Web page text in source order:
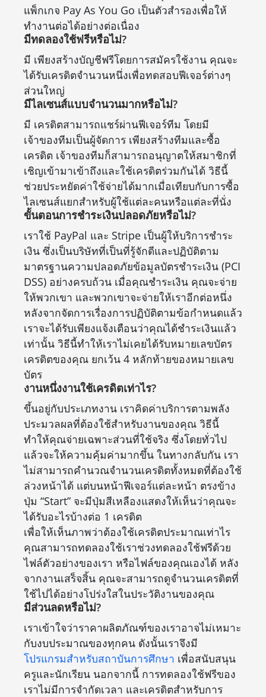
แพ็กเกจ Pay As You Go เป็นตัวสำรองเพื่อให้
ทำงานต่อได้อย่างต่อเนื่อง
มีทดลองใช้ฟรีหรือไม่?
มี เพียงสร้างบัญชีฟรีโดยการสมัครใช้งาน คุณจะ
ได้รับเครดิตจำนวนหนึ่งเพื่อทดสอบฟีเจอร์ต่างๆ
ส่วนใหญ่
มีไลเซนส์แบบจำนวนมากหรือไม่?
มี เครดิตสามารถแชร์ผ่านฟีเจอร์ทีม โดยมี
เจ้าของทีมเป็นผู้จัดการ เพียงสร้างทีมและซื้อ
เครดิต เจ้าของทีมก็สามารถอนุญาตให้สมาชิกที่
เชิญเข้ามาเข้าถึงและใช้เครดิตร่วมกันได้ วิธีนี้
ช่วยประหยัดค่าใช้จ่ายได้มากเมื่อเทียบกับการซื้อ
ไลเซนส์แยกสำหรับผู้ใช้แต่ละคนหรือแต่ละที่นั่ง
ขั้นตอนการชำระเงินปลอดภัยหรือไม่?
เราใช้ PayPal และ Stripe เป็นผู้ให้บริการชำระ
เงิน ซึ่งเป็นบริษัทที่เป็นที่รู้จักดีและปฏิบัติตาม
มาตรฐานความปลอดภัยข้อมูลบัตรชำระเงิน (PCI
DSS) อย่างครบถ้วน เมื่อคุณชำระเงิน คุณจะจ่าย
ให้พวกเขา และพวกเขาจะจ่ายให้เราอีกต่อหนึ่ง
หลังจากจัดการเรื่องการปฏิบัติตามข้อกำหนดแล้ว
เราจะได้รับเพียงแจ้งเตือนว่าคุณได้ชำระเงินแล้ว
เท่านั้น วิธีนี้ทำให้เราไม่เคยได้รับหมายเลขบัตร
เครดิตของคุณ ยกเว้น 4 หลักท้ายของหมายเลข
บัตร
งานหนึ่งงานใช้เครดิตเท่าไร?
ขึ้นอยู่กับประเภทงาน เราคิดค่าบริการตามพลัง
ประมวลผลที่ต้องใช้สำหรับงานของคุณ วิธีนี้
ทำให้คุณจ่ายเฉพาะส่วนที่ใช้จริง ซึ่งโดยทั่วไป
แล้วจะให้ความคุ้มค่ามากขึ้น ในทางกลับกัน เรา
ไม่สามารถคำนวณจำนวนเครดิตทั้งหมดที่ต้องใช้
ล่วงหน้าได้ แต่บนหน้าฟีเจอร์แต่ละหน้า ตรงข้าง
ปุ่ม “Start” จะมีปุ่มสีเหลืองแสดงให้เห็นว่าคุณจะ
ได้รับอะไรบ้างต่อ 1 เครดิต
เพื่อให้เห็นภาพว่าต้องใช้เครดิตประมาณเท่าไร
คุณสามารถทดลองใช้เราช่วงทดลองใช้ฟรีด้วย
ไฟล์ตัวอย่างของเรา หรือไฟล์ของคุณเองได้ หลัง
จากงานเสร็จสิ้น คุณจะสามารถดูจำนวนเครดิตที่
ใช้ไปได้อย่างโปร่งใสในประวัติงานของคุณ
มีส่วนลดหรือไม่?
เราเข้าใจว่าราคาผลิตภัณฑ์ของเราอาจไม่เหมาะ
กับงบประมาณของทุกคน ดังนั้นเราจึงมี
โปรแกรมสำหรับสถาบันการศึกษา เพื่อสนับสนุน
ครูและนักเรียน นอกจากนี้ การทดลองใช้ฟรีของ
เราไม่มีการจำกัดเวลา และเครดิตสำหรับการ